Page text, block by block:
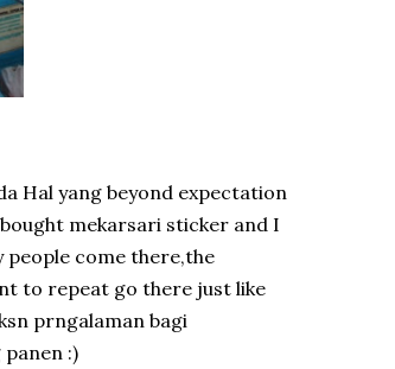
Hal yang beyond expectation
mekarsari sticker and I
come there,the
to repeat go there just like
prngalaman bagi
:)